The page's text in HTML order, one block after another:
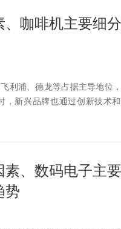
、咖啡机主要细
利浦、德龙等占据主导地位
，新兴品牌也通过创新技术
素、数码电子主
势